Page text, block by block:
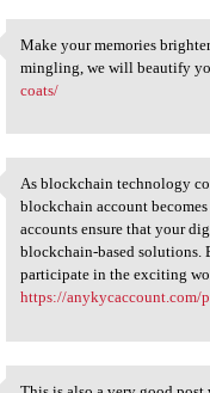
Make your memories
Make your memories
mingling, we will beautify
coats/
As blockchain
As blockchain technology
blockchain account
accounts ensure that your
blockchain-based solutions.
participate in the exciting
https://